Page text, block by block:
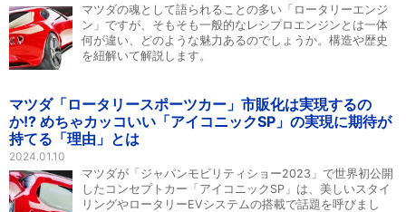
マツダの魂として語られることの多い「ロータリーエンジ
ン」ですが、そもそも一般的なレシプロエンジンとは一体
何が違い、どのような魅力あるのでしょうか。構造や歴史
を紐解いて解説します。
マツダ「ロータリースポーツカー」市販化は実現するの
か!? めちゃカッコいい「アイコニックSP」の実現に期待が
持てる「理由」とは
2024.01.10
マツダが「ジャパンモビリティショー2023」で世界初公開
したコンセプトカー「アイコニックSP」は、美しいスタイ
リングやロータリーEVシステムの搭載で話題を呼びまし